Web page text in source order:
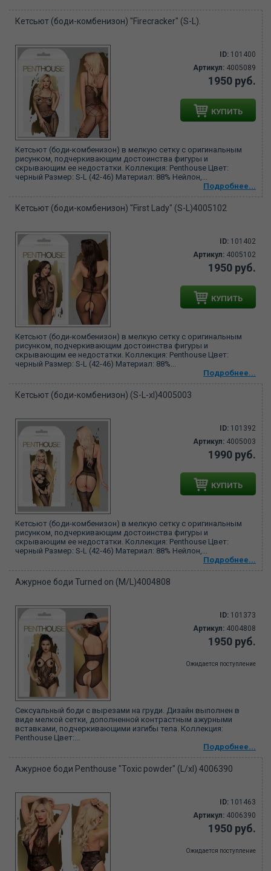
Кетсьют (боди-комбенизон) "Firecracker" (S-L).
ID: 101400
Артикул: 4005089
1950 руб.
КУПИТЬ
Кетсьют (боди-комбенизон) в мелкую сетку с оригинальным
рисунком, подчеркивающим достоинства фигуры и
скрывающим ее недостатки. Коллекция: Penthouse Цвет:
черный Размер: S-L (42-46) Материал: 88% Нейлон,...
Подробнее...
Кетсьют (боди-комбенизон) "First Lady" (S-L)4005102
ID: 101402
Артикул: 4005102
1950 руб.
КУПИТЬ
Кетсьют (боди-комбенизон) в мелкую сетку с оригинальным
рисунком, подчеркивающим достоинства фигуры и
скрывающим ее недостатки. Коллекция: Penthouse Цвет:
черный Размер: S-L (42-46) Материал: 88%...
Подробнее...
Кетсьют (боди-комбенизон) (S-L-xl)4005003
ID: 101392
Артикул: 4005003
1990 руб.
КУПИТЬ
Кетсьют (боди-комбенизон) в мелкую сетку с оригинальным
рисунком, подчеркивающим достоинства фигуры и
скрывающим ее недостатки. Коллекция: Penthouse Цвет:
черный Размер: S-L (42-46) Материал: 88% Нейлон,...
Подробнее...
Ажурное боди Turned on (M/L)4004808
ID: 101373
Артикул: 4004808
1950 руб.
Ожидается поступление
Сексуальный боди с вырезами на груди. Дизайн выполнен в
виде мелкой сетки, дополненной контрастным ажурными
вставками, подчеркивающими изгибы тела. Коллекция:
Penthouse Цвет:...
Подробнее...
Ажурное боди Penthouse "Toxic powder" (L/xl) 4006390
ID: 101463
Артикул: 4006390
1950 руб.
Ожидается поступление